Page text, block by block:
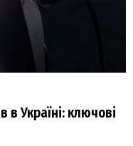
в Україні: ключові